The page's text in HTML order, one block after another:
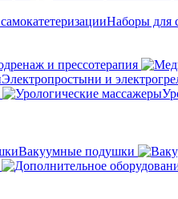
Наборы для
и прессотерапия
Электропростыни и
Вакуумные подушки